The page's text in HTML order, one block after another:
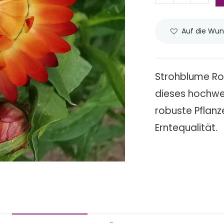
Auf die
Strohblume
dieses
robuste
Erntequalität.